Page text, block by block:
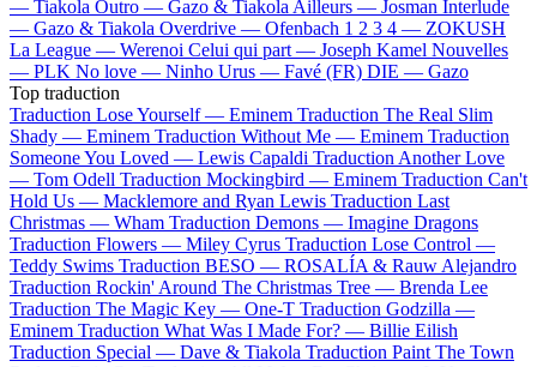
— Tiakola Outro — Gazo & Tiakola Ailleurs — Josman Interlude
— Gazo & Tiakola Overdrive — Ofenbach 1 2 3 4 — ZOKUSH
La League — Werenoi Celui qui part — Joseph Kamel Nouvelles
— PLK No love — Ninho Urus — Favé (FR) DIE — Gazo
Top traduction
Traduction Lose Yourself — Eminem Traduction The Real Slim
Shady — Eminem Traduction Without Me — Eminem Traduction
Someone You Loved — Lewis Capaldi Traduction Another Love
— Tom Odell Traduction Mockingbird — Eminem Traduction Can't
Hold Us — Macklemore and Ryan Lewis Traduction Last
Christmas — Wham Traduction Demons — Imagine Dragons
Traduction Flowers — Miley Cyrus Traduction Lose Control —
Teddy Swims Traduction BESO — ROSALÍA & Rauw Alejandro
Traduction Rockin' Around The Christmas Tree — Brenda Lee
Traduction The Magic Key — One-T Traduction Godzilla —
Eminem Traduction What Was I Made For? — Billie Eilish
Traduction Special — Dave & Tiakola Traduction Paint The Town